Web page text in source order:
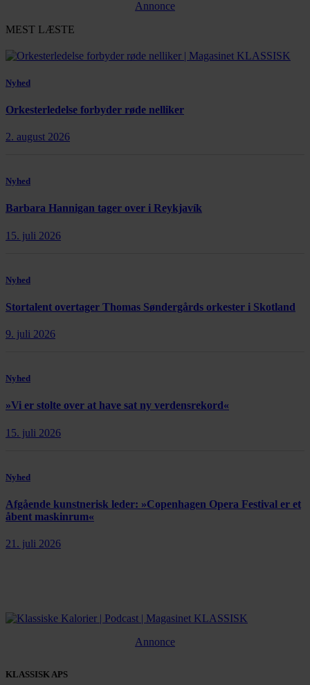
Annonce
MEST LÆSTE
Nyhed
Orkesterledelse forbyder røde nelliker
2. august 2026
Nyhed
Barbara Hannigan tager over i Reykjavík
15. juli 2026
Nyhed
Stortalent overtager Thomas Søndergårds orkester i Skotland
9. juli 2026
Nyhed
»Vi er stolte over at have sat ny verdensrekord«
15. juli 2026
Nyhed
Afgående kunstnerisk leder: »Copenhagen Opera Festival er et
åbent maskinrum«
21. juli 2026
Annonce
KLASSISK APS